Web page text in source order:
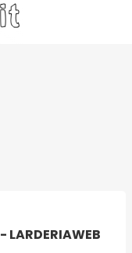
LARDERIAWEB